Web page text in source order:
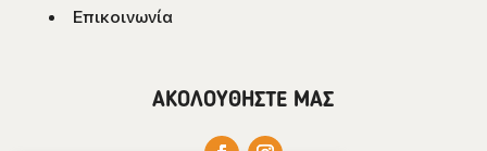
Επικοινωνία
ΑΚΟΛΟΥΘΗΣΤΕ ΜΑΣ